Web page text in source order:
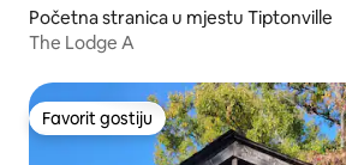
Početna stranica u mjestu Tiptonville
The Lodge A
Favorit gostiju
Favorit gostiju